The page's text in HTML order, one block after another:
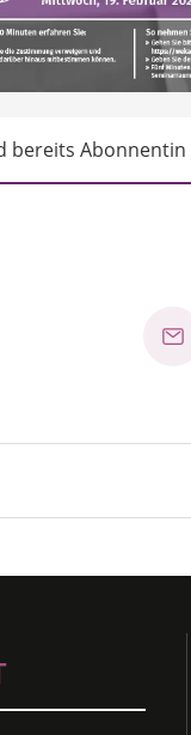
bereits